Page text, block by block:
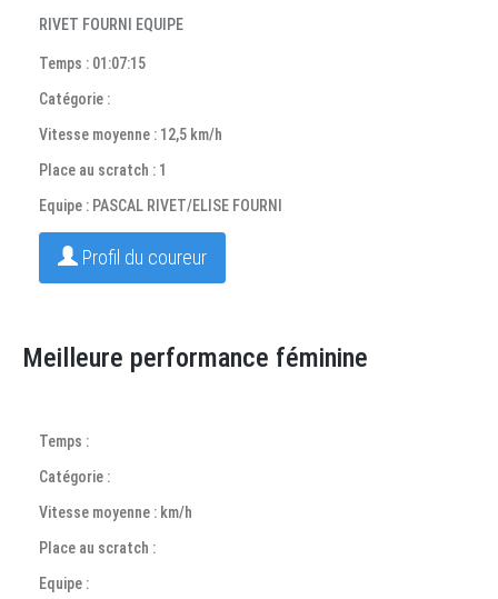
RIVET FOURNI EQUIPE
Temps : 01:07:15
Catégorie :
Vitesse moyenne : 12,5 km/h
Place au scratch : 1
Equipe : PASCAL RIVET/ELISE FOURNI
Profil du coureur
Meilleure performance féminine
Temps :
Catégorie :
Vitesse moyenne : km/h
Place au scratch :
Equipe :